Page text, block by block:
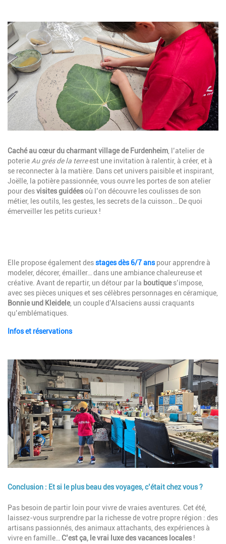
Image
Description
Caché au cœur du charmant village de Furdenheim , l’atelier de
poterie Au grés de la terreest une invitation à ralentir, à créer, et à
se reconnecter à la matière. Dans cet univers paisible et inspirant,
Joëlle, la potière passionnée, vous ouvre les portes de son atelier
pour desvisites guidéesoù l’on découvre les coulisses de son
métier, les outils, les gestes, les secrets de la cuisson… De quoi
émerveiller les petits curieux !
Description
Elle propose également desstages dès 6/7 anspour apprendre à
modeler, décorer, émailler… dans une ambiance chaleureuse et
créative. Avant de repartir, un détour par la boutiques’impose,
avec ses pièces uniques et ses célèbres personnages en céramique,
Bonnie und Kleidele, un couple d’Alsaciens aussi craquants
qu’emblématiques.
Infos et réservations
Image
Conclusion : Et si le plus beau des voyages, c’était chez vous ?
Description
Pas besoin de partir loin pour vivre de vraies aventures. Cet été,
laissez-vous surprendre par la richesse de votre propre région : des
artisans passionnés, des animaux attachants, des expériences à
vivre en famille…C’est ça, le vrai luxe des vacances locales !